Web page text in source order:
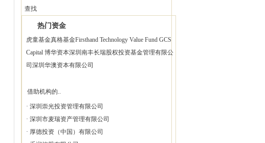
查找
热门资金
虎童基金真格基金Firsthand Technology Value Fund GCS
Capital 博华资本深圳南丰长瑞股权投资基金管理有限公
司 深圳华澳资本有限公司
借助机构的..
· 深圳崇光投资管理有限公司
· 深圳市麦瑞资产管理有限公司
· 厚德投资（中国）有限公司